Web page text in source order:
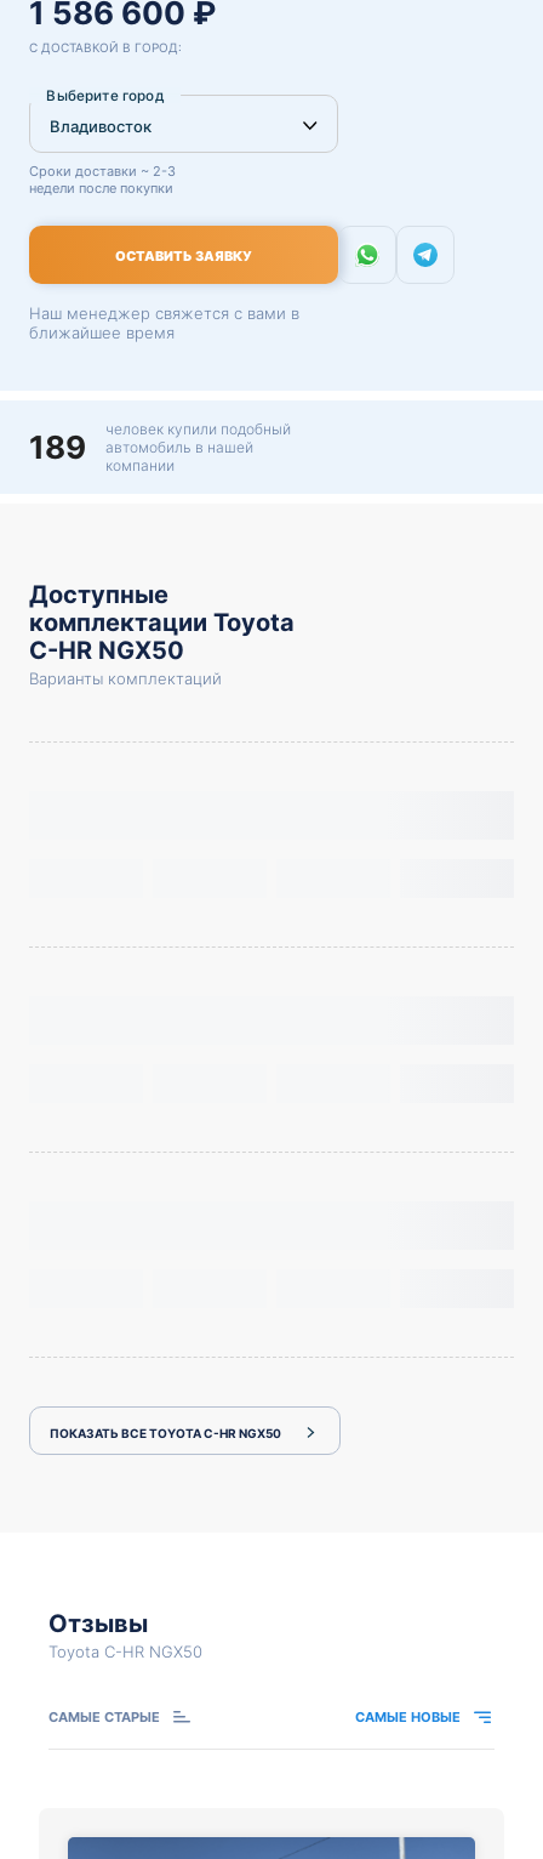
1 586 600 ₽
С ДОСТАВКОЙ В ГОРОД:
Выберите город
Сроки доставки ~ 2-3
недели после покупки
ОСТАВИТЬ ЗАЯВКУ
Наш менеджер свяжется с вами в
ближайшее время
189
человек купили подобный
автомобиль в нашей
компании
Доступные
комплектации Toyota
C-HR NGX50
Варианты комплектаций
ПОКАЗАТЬ ВСЕ TOYOTA C-HR NGX50
Отзывы
Toyota C-HR NGX50
САМЫЕ СТАРЫЕ САМЫЕ НОВЫЕ